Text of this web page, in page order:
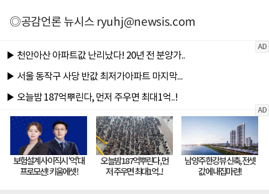
◎공감언론 뉴시스ryuhj@newsis.com